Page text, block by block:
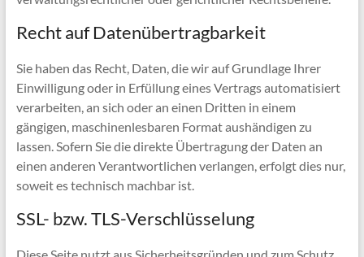
Recht auf Datenübertragbarkeit
Sie haben das Recht, Daten, die wir auf Grundlage Ihrer
Einwilligung oder in Erfüllung eines Vertrags automatisiert
verarbeiten, an sich oder an einen Dritten in einem
gängigen, maschinenlesbaren Format aushändigen zu
lassen. Sofern Sie die direkte Übertragung der Daten an
einen anderen Verantwortlichen verlangen, erfolgt dies nur,
soweit es technisch machbar ist.
SSL- bzw. TLS-Verschlüsselung